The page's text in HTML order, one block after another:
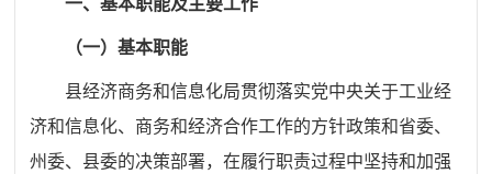
（一）基本职能
县经济商务和信息化局贯彻落实党中央关于工业经
济和信息化、商务和经济合作工作的方针政策和省委、
州委、县委的决策部署，在履行职责过程中坚持和加强